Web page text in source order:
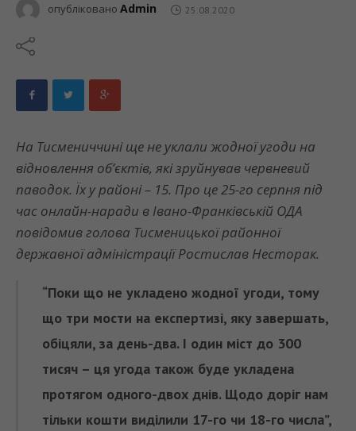
опубліковано Admin 25.08.2020
На Тисмениччині ще не уклали жодної угоди на
відновлення об’єктів, які зруйнував червневий
паводок. Їх у районі – 15. Про це 25-го серпня під
час онлайн-наради в Івано-Франківській ОДА
повідомив голова Тисменицької районної
державної адміністрації Ростислав Несторак.
“Поки що не укладено жодної угоди, тому
що три мости на експертизі, яку завершать,
обіцяли, за день-два. І один міст до 300
тисяч – ця угода також буде укладена
протягом одного-двох днів. Щодо доріг нам
тільки кошти виділили 17-го чи 18-го числа”,